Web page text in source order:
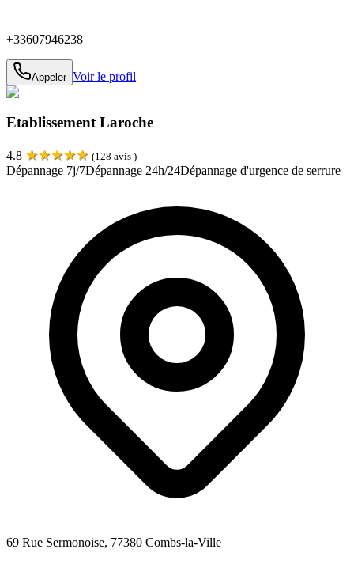
+33607946238
Appeler Voir le profil
Etablissement Laroche
4.8 ★★★★★ (128 avis )
Dépannage 7j/7Dépannage 24h/24Dépannage d'urgence de serrure
69 Rue Sermonoise, 77380 Combs-la-Ville